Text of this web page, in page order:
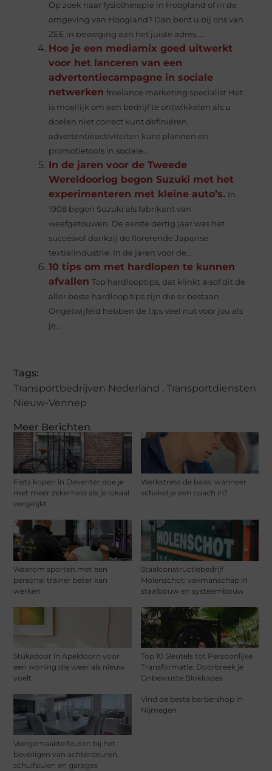
Meer Berichten
Fiets kopen in Deventer doe je
met meer zekerheid als je lokaal
vergelijkt
Werkstress de baas: wanneer
schakel je een coach in?
Waarom sporten met een
personal trainer beter kan
werken
Staalconstructiebedrijf
Molenschot: vakmanschap in
staalbouw en systeembouw
Stukadoor in Apeldoorn voor
een woning die weer als nieuw
voelt
Top 10 Sleutels tot Persoonlijke
Transformatie: Doorbreek je
Onbewuste Blokkades
Veelgemaakte fouten bij het
beveiligen van achterdeuren,
schuifpuien en garages
Vind de beste barbershop in
Nijmegen
Op zoek naar fysiotherapie in Hoogland of in de
omgeving van Hoogland? Dan bent u bij ons van
ZEE in beweging aan het juiste adres....
Hoe je een mediamix goed uitwerkt
voor het lanceren van een
advertentiecampagne in sociale
netwerken freelance marketing specialist Het
is moeilijk om een ​​bedrijf te ontwikkelen als u
doelen niet correct kunt definiëren,
advertentieactiviteiten kunt plannen en
promotietools in sociale...
In de jaren voor de Tweede
Wereldoorlog begon Suzuki met het
experimenteren met kleine auto’s. In
1908 begon Suzuki als fabrikant van
weefgetouwen. De eerste dertig jaar was het
succesvol dankzij de florerende Japanse
textielindustrie. In de jaren voor de...
10 tips om met hardlopen te kunnen
afvallen Top hardlooptips, dat klinkt alsof dit de
aller beste hardloop tips zijn die er bestaan.
Ongetwijfeld hebben de tips veel nut voor jou als
je...
Tags:
Transportbedrijven Nederland ,Transportdiensten
Nieuw-Vennep